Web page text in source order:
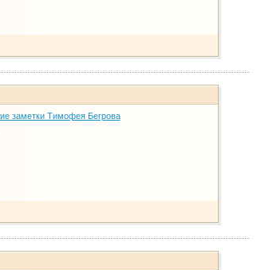
заметки Тимофея Бегрова